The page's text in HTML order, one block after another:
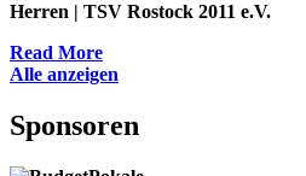
Herren | TSV Rostock 2011 e.V.
Read More
Alle anzeigen
Sponsoren